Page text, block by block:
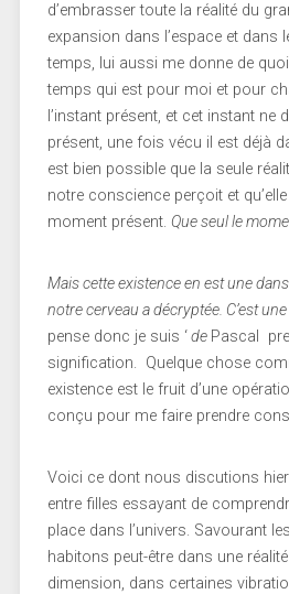
d’embrasser toute la réalité du
expansion dans l’espace et dans
temps, lui aussi me donne de
temps qui est pour moi et pour
l’instant présent, et cet instant ne
présent, une fois vécu il est déjà
est bien possible que la seule
notre conscience perçoit et
moment présent. Que seul le
Mais cette existence en est une
notre cerveau a décryptée. C’est
pense donc je suis ‘de Pascal
signification. Quelque chose
existence est le fruit d’une
conçu pour me faire prendre
Voici ce dont nous discutions hier
entre filles essayant de
place dans l’univers. Savourant
habitons peut-être dans une
dimension, dans certaines